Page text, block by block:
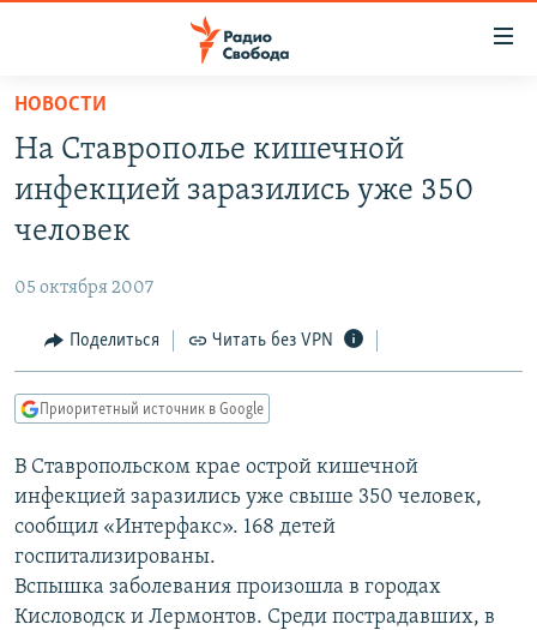
упрощенного
доступа
Вернуться
основному
Вернутся
Вернутся
поиску
ПОДКАСТЫ
АВТОРСКИЕ ПРОЕКТЫ
МНЕНИЯ
КУЛЬТУРА
КАВКАЗ.РЕАЛИИ
СЕВЕР.РЕАЛИИ
СИБИРЬ.РЕАЛИИ
РАСПИСАНИЕ ВЕЩАНИЯ
ПОДПИШИТЕСЬ НА РАССЫЛКУ
НОВОСТИ
На Ставрополье кишечной
инфекцией заразились уже 350
человек
05 октября 2007
Поделиться Читать без VPN
Приоритетный источник в Google
В Ставропольском крае острой кишечной
инфекцией заразились уже свыше 350 человек,
сообщил «Интерфакс». 168 детей
госпитализированы.
Вспышка заболевания произошла в городах
Кисловодск и Лермонтов. Среди пострадавших, в